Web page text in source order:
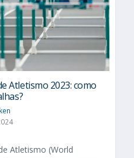
Atletismo 2023: como
Atletismo (World